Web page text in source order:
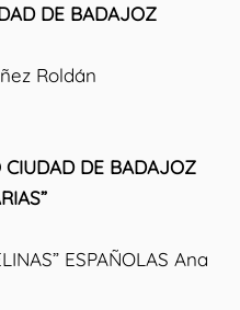
DE BADAJOZ
Roldán
CIUDAD DE BADAJOZ
ESPAÑOLAS Ana